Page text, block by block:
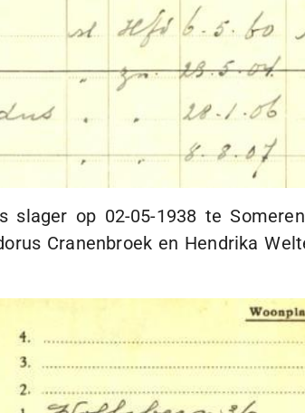
slager op 02-05-1938 te
Cranenbroek en Hendrika